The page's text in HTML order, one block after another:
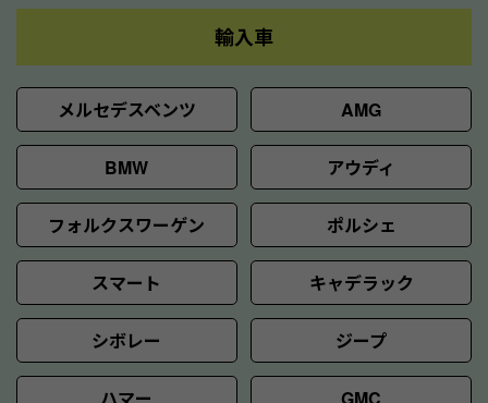
輸入車
メルセデスベンツ AMG
BMW アウディ
フォルクスワーゲン ポルシェ
スマート キャデラック
シボレー ジープ
ハマー GMC